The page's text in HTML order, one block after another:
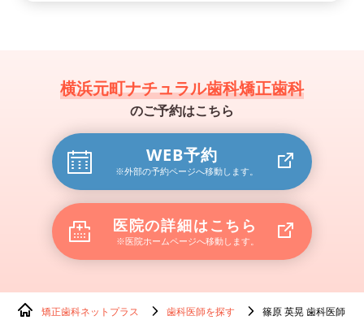
横浜元町ナチュラル歯科矯正歯科
のご予約はこちら
WEB予約
※外部の予約ページへ移動します。
医院の詳細はこちら
※医院ホームページへ移動します。
矯正歯科ネットプラス 歯科医師を探す
篠原 英晃 歯科医師